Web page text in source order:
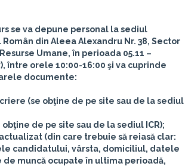
se va depune personal la sediul
din Aleea Alexandru Nr. 38, Sector
Umane, în perioada 05.11 –
între orele 10:00-16:00 şi va cuprinde
documente:
(se obţine de pe site sau de la sediul
obţine de pe site sau de la sediul ICR);
(din care trebuie să reiasă clar:
candidatului, vârsta, domiciliul, datele
muncă ocupate în ultima perioadă,